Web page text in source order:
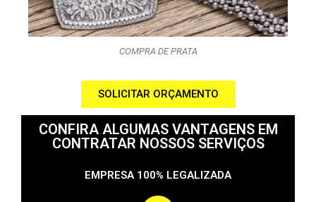
COMPRA DE PRATA
SOLICITAR ORÇAMENTO
CONFIRA ALGUMAS VANTAGENS EM
CONTRATAR NOSSOS SERVIÇOS
EMPRESA 100% LEGALIZADA